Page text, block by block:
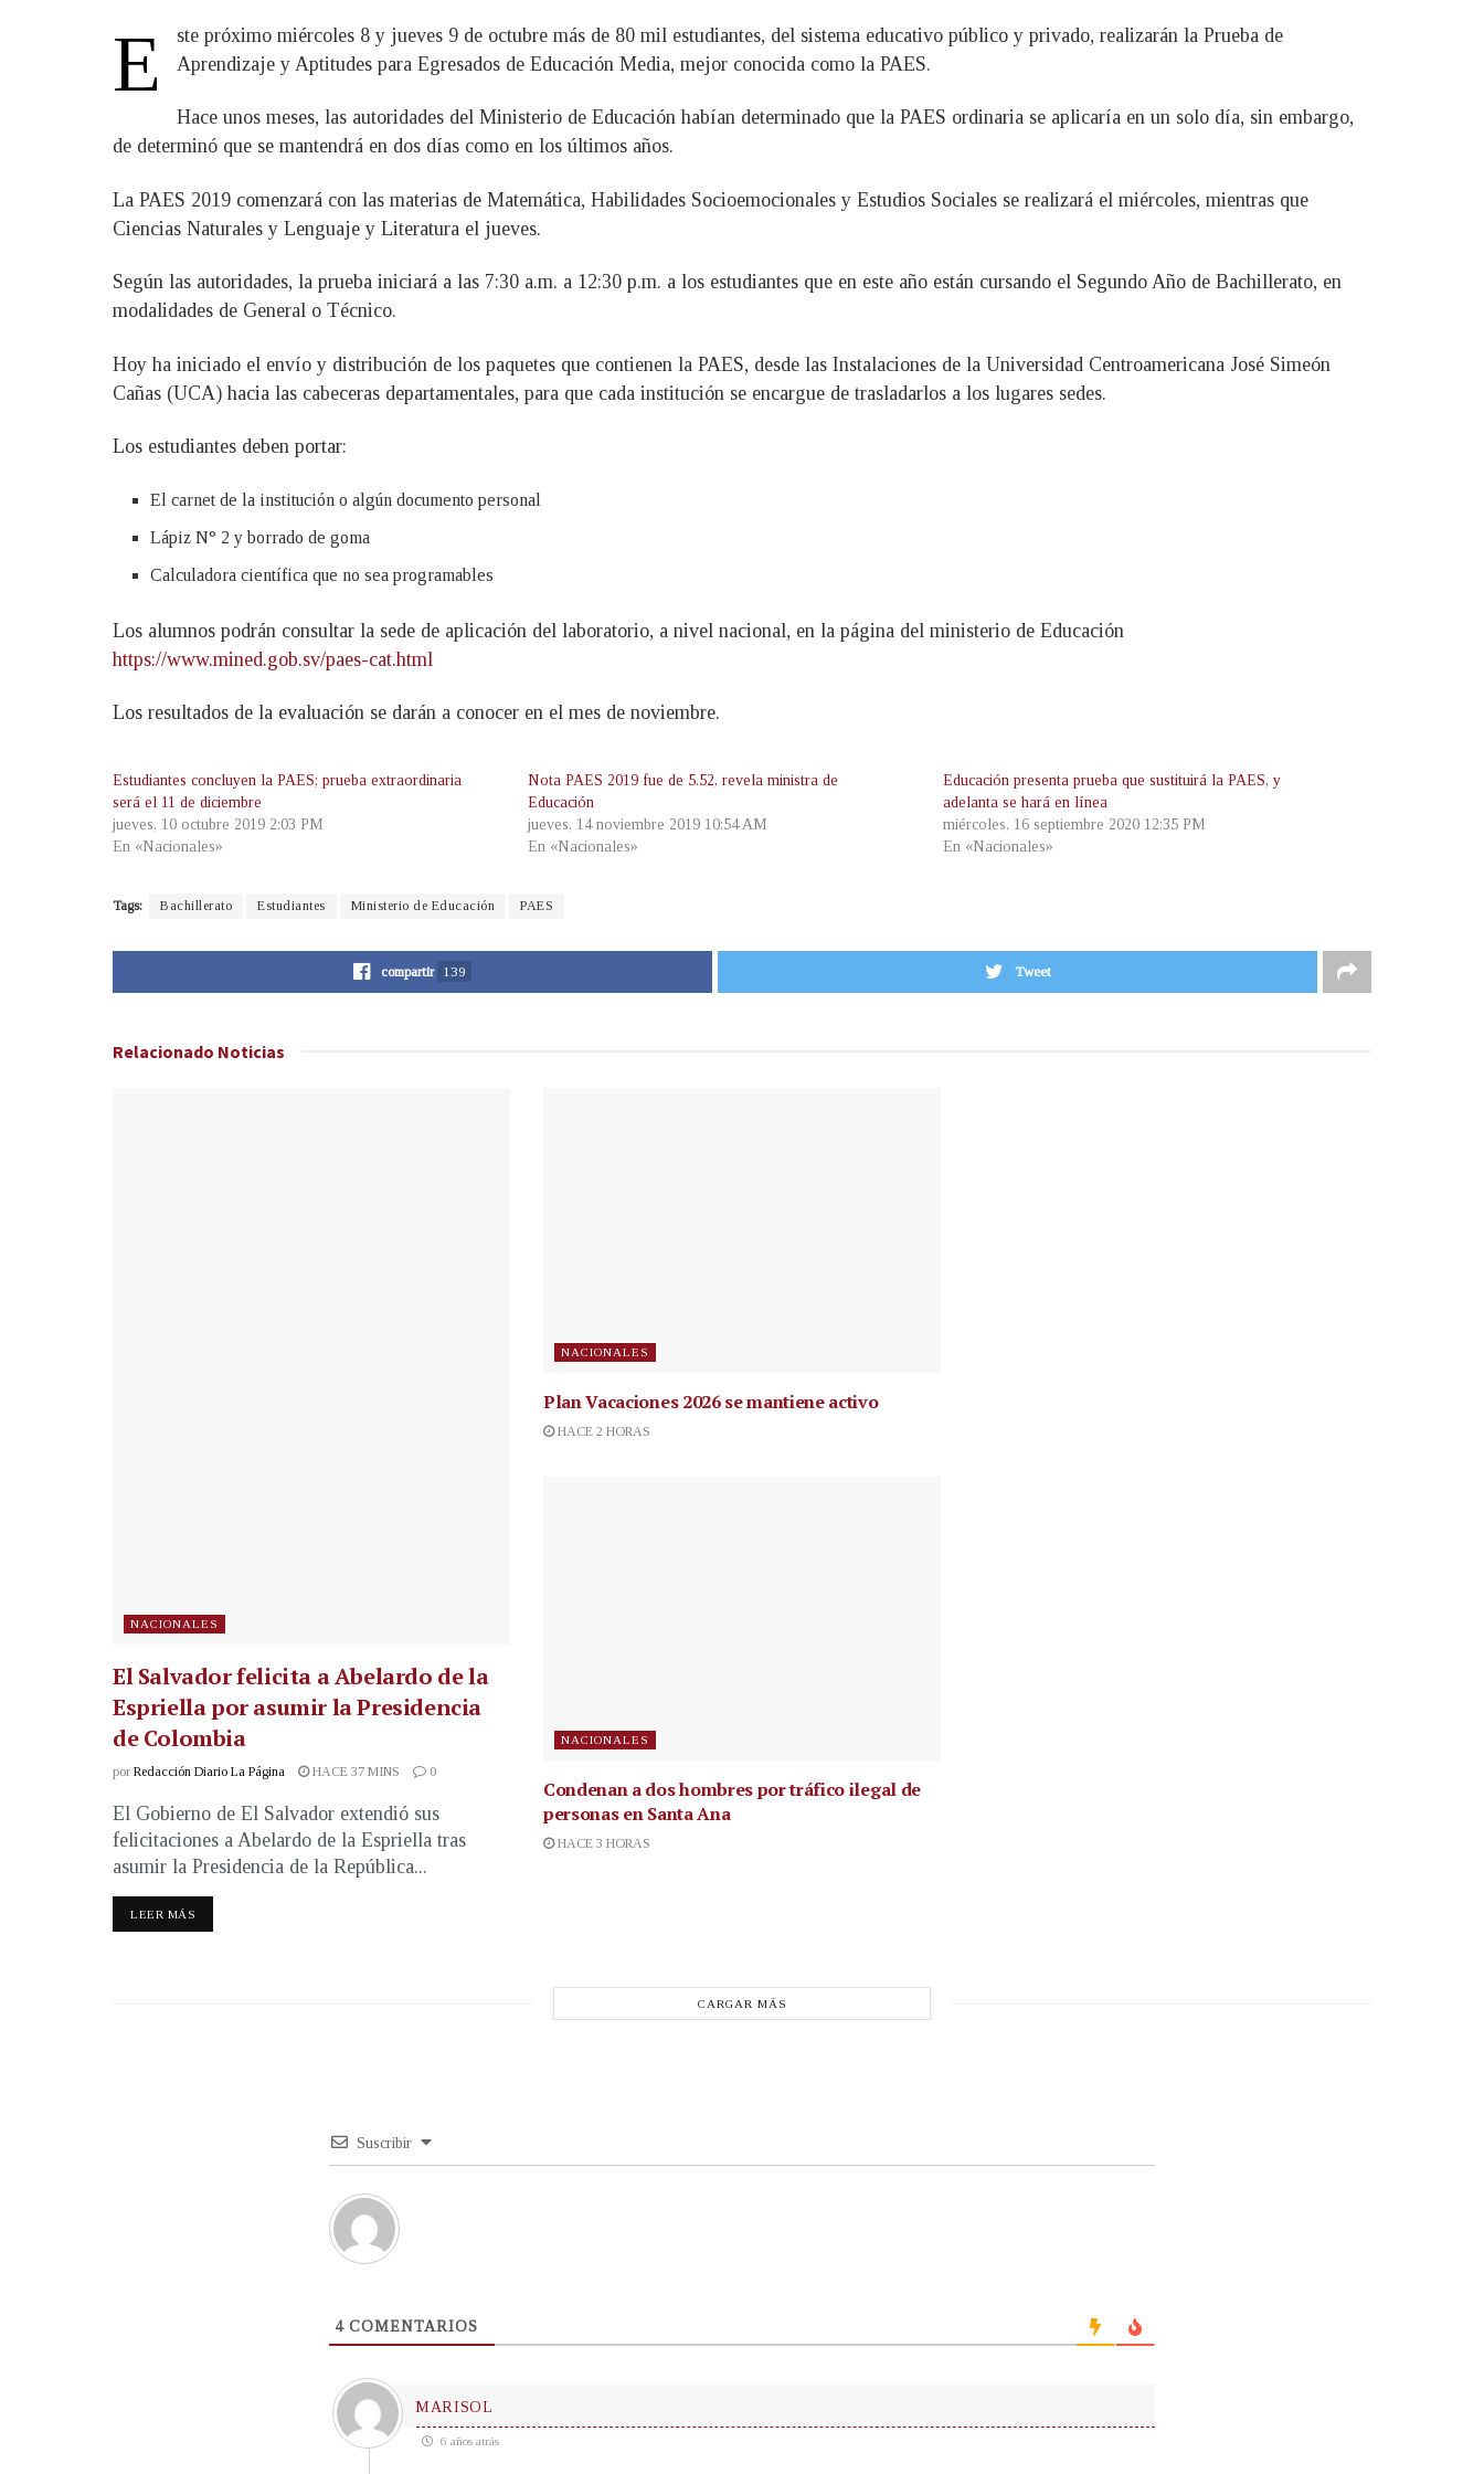
E
ste próximo miércoles 8 y jueves 9 de octubre más de 80 mil estudiantes, del sistema educativo público y privado, realizarán la Prueba de
Aprendizaje y Aptitudes para Egresados de Educación Media, mejor conocida como la PAES.
Hace unos meses, las autoridades del Ministerio de Educación habían determinado que la PAES ordinaria se aplicaría en un solo día, sin embargo,
de determinó que se mantendrá en dos días como en los últimos años.
La PAES 2019 comenzará con las materias de Matemática, Habilidades Socioemocionales y Estudios Sociales se realizará el miércoles, mientras que
Ciencias Naturales y Lenguaje y Literatura el jueves.
Según las autoridades, la prueba iniciará a las 7:30 a.m. a 12:30 p.m. a los estudiantes que en este año están cursando el Segundo Año de Bachillerato, en
modalidades de General o Técnico.
Hoy ha iniciado el envío y distribución de los paquetes que contienen la PAES, desde las Instalaciones de la Universidad Centroamericana José Simeón
Cañas (UCA) hacia las cabeceras departamentales, para que cada institución se encargue de trasladarlos a los lugares sedes.
Los estudiantes deben portar:
El carnet de la institución o algún documento personal
Lápiz N° 2 y borrado de goma
Calculadora científica que no sea programables
Los alumnos podrán consultar la sede de aplicación del laboratorio, a nivel nacional, en la página del ministerio de Educación
https://www.mined.gob.sv/paes-cat.html
Los resultados de la evaluación se darán a conocer en el mes de noviembre.
Estudiantes concluyen la PAES; prueba extraordinaria
será el 11 de diciembre
jueves, 10 octubre 2019 2:03 PM
En «Nacionales»
Nota PAES 2019 fue de 5.52, revela ministra de
Educación
jueves, 14 noviembre 2019 10:54 AM
En «Nacionales»
Educación presenta prueba que sustituirá la PAES, y
adelanta se hará en línea
miércoles, 16 septiembre 2020 12:35 PM
En «Nacionales»
Tags: Bachillerato Estudiantes Ministerio de Educación PAES
compartir 139 Tweet
Relacionado Noticias
NACIONALES
El Salvador felicita a Abelardo de la
Espriella por asumir la Presidencia
de Colombia
por Redacción Diario La Página HACE 37 MINS 0
El Gobierno de El Salvador extendió sus
felicitaciones a Abelardo de la Espriella tras
asumir la Presidencia de la República...
LEER MÁS
NACIONALES
Plan Vacaciones 2026 se mantiene activo
HACE 2 HORAS
NACIONALES
Condenan a dos hombres por tráfico ilegal de
personas en Santa Ana
HACE 3 HORAS
CARGAR MÁS
Suscribir
4COMENTARIOS
MARISOL
6 años atrás